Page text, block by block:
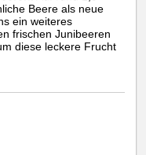
Beere als neue
ein weiteres
frischen Junibeeren
diese leckere Frucht